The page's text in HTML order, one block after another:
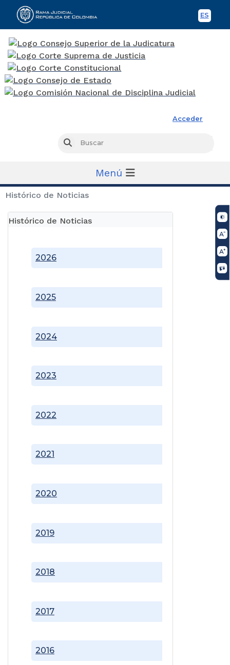
ES
Acceder
Buscar
Menú
Histórico de Noticias
Histórico de Noticias
2016
2017
2018
2019
2020
2021
2022
2023
2024
2025
2026